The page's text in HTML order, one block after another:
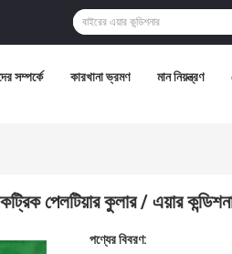
সম্পর্কে কারখানা ভ্রমণ মান নিয়ন্ত্রণ
পেলটিয়ার কুলার / এয়ার
পণ্যের বিবরণ: